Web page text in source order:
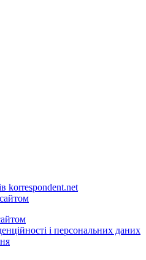
korrespondent.net
і персональних даних